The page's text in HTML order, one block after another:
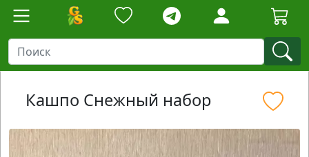
Кашпо Снежный набор